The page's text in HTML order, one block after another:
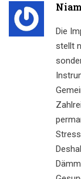
Die
stellt